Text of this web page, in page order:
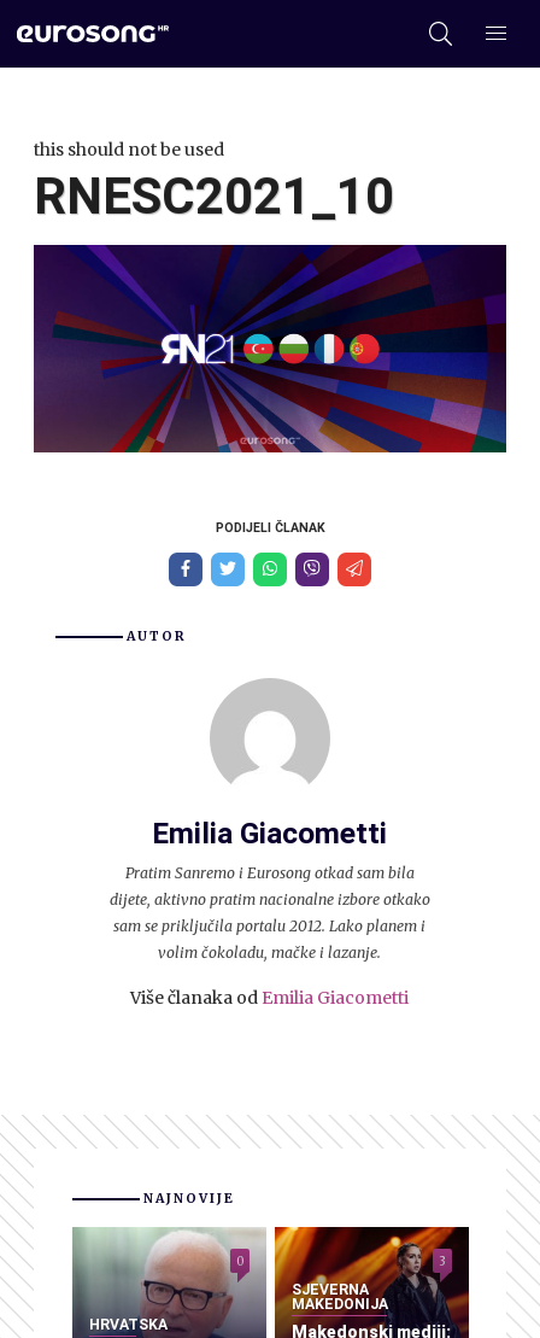
this should not be used
RNESC2021_10
PODIJELI ČLANAK
AUTOR
Emilia Giacometti
Pratim Sanremo i Eurosong otkad sam bila
dijete, aktivno pratim nacionalne izbore otkako
sam se priključila portalu 2012. Lako planem i
volim čokoladu, mačke i lazanje.
Više članaka od Emilia Giacometti
NAJNOVIJE
HRVATSKA
0
SJEVERNA
MAKEDONIJA
Makedonski mediji:
3